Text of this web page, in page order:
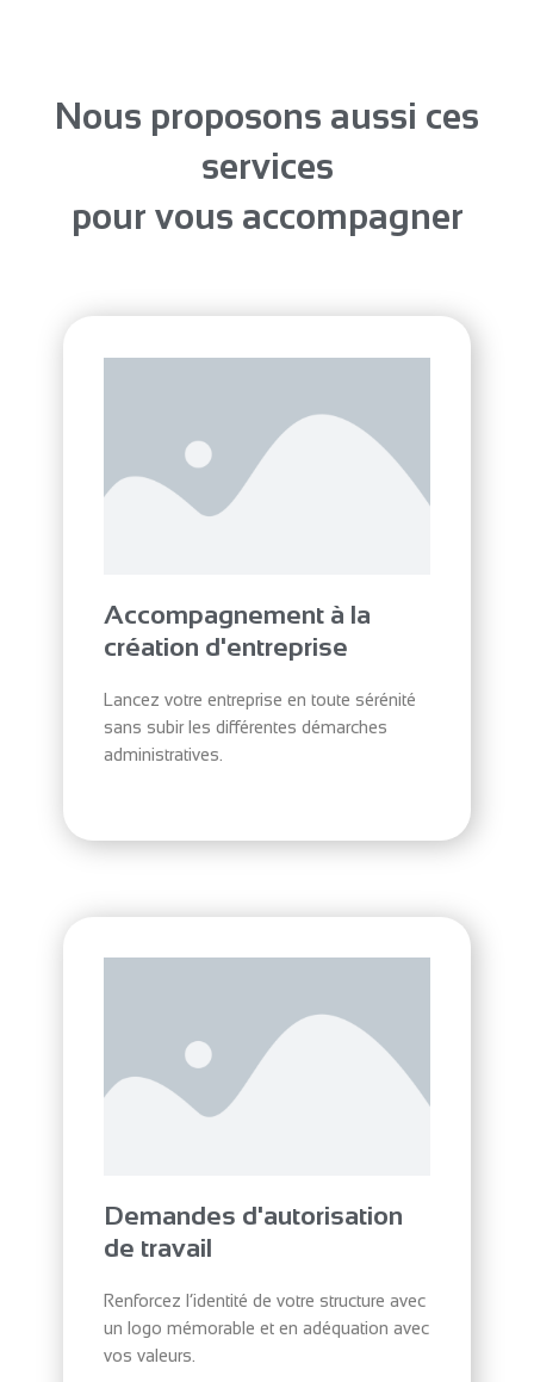
Nous proposons aussi ces
services
pour vous accompagner
Accompagnement à la
création d'entreprise
Lancez votre entreprise en toute sérénité
sans subir les différentes démarches
administratives.
Demandes d'autorisation
de travail
Renforcez l’identité de votre structure avec
un logo mémorable et en adéquation avec
vos valeurs.